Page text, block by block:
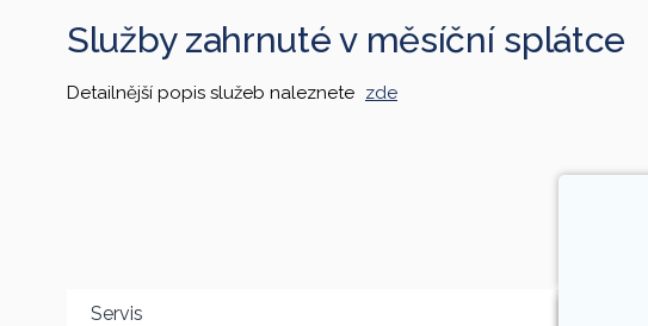
Služby zahrnuté v měsíční splátce
Detailnější popis služeb naleznete zde
Servis